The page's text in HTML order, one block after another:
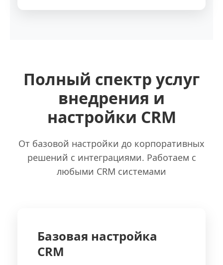
Полный спектр услуг
внедрения и
настройки CRM
От базовой настройки до корпоративных
решений с интеграциями. Работаем с
любыми CRM системами
Базовая настройка
CRM